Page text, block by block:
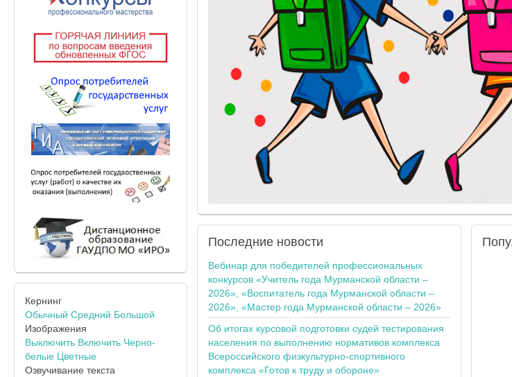
Последниеновости
Вебинар для победителей профессиональных
конкурсов «Учитель года Мурманской области –
2026», «Воспитатель года Мурманской области –
2026», «Мастер года Мурманской области – 2026»
Об итогах курсовой подготовки судей тестирования
населения по выполнению нормативов комплекса
Всероссийского физкультурно-спортивного
комплекса «Готов к труду и обороне»
Кернинг
Обычный Средний Большой
Изображения
Выключить Включить Черно-
белые Цветные
Озвучивание текста